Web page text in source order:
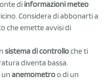
di informazioni meteo
Considera di abbonarti a
che emette avvisi di
sistema di controlloche ti
diventa bassa.
un anemometroo di un